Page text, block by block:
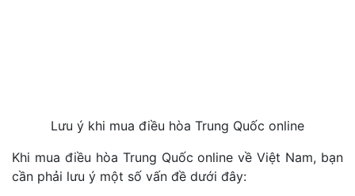
Lưu ý khi mua điều hòa Trung Quốc online
Khi mua điều hòa Trung Quốc online về Việt Nam, bạn
cần phải lưu ý một số vấn đề dưới đây: